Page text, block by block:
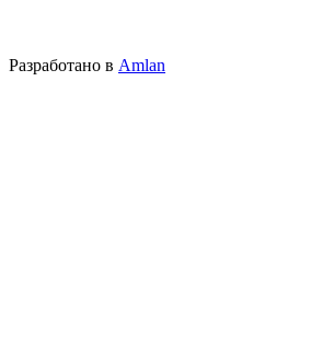
Разработано в Amlan